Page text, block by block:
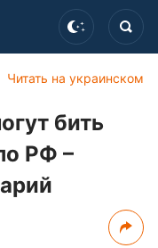
Читать на украинском
бить
РФ –